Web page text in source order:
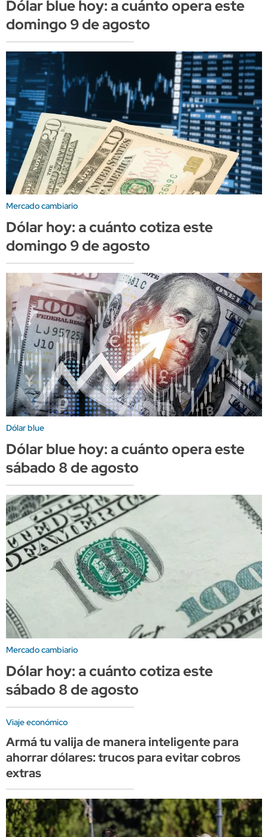
Dólar blue hoy: a cuánto opera este
domingo 9 de agosto
Mercado cambiario
Dólar hoy: a cuánto cotiza este
domingo 9 de agosto
Dólar blue
Dólar blue hoy: a cuánto opera este
sábado 8 de agosto
Mercado cambiario
Dólar hoy: a cuánto cotiza este
sábado 8 de agosto
Viaje económico
Armá tu valija de manera inteligente para
ahorrar dólares: trucos para evitar cobros
extras